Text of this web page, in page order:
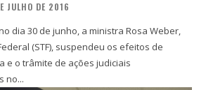
JULHO DE 2016
dia 30 de junho, a ministra Rosa Weber,
(STF), suspendeu os efeitos de
e o trâmite de ações judiciais
no...